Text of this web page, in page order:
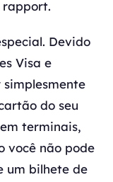
rapport.
Devido
Visa e
do seu
terminais,
você não pode
um bilhete de